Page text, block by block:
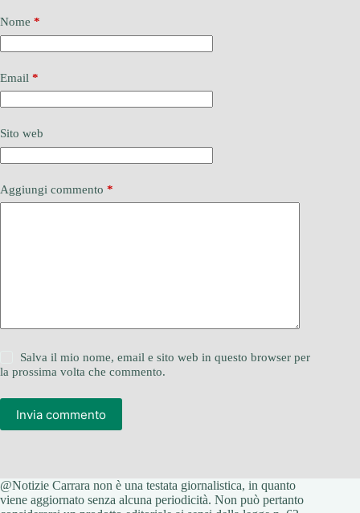
Nome *
Email *
Sito web
Aggiungi commento *
Salva il mio nome, email e sito web in questo browser per
la prossima volta che commento.
Invia commento
@Notizie Carrara non è una testata giornalistica, in quanto
viene aggiornato senza alcuna periodicità. Non può pertanto